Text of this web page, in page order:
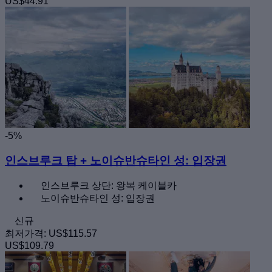
-5%
인스브루크 탑 + 노이슈반슈타인 성: 입장권
인스브루크 상단: 왕복 케이블카
노이슈반슈타인 성: 입장권
신규
최저가격: US$115.57
US$109.79